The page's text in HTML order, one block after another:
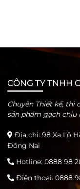
CÔNG TY TNHH
Chuyên Thiết kế, thi
sản phẩm gạch chịu
Địa chỉ: 98 Xa Lộ
Đồng Nai
Hotline: 0888 98
Điện thoại: 0888